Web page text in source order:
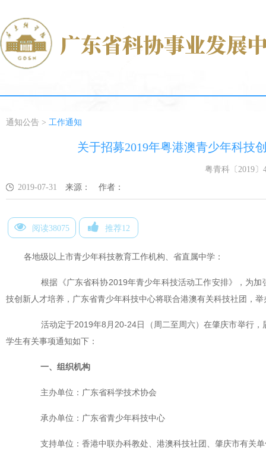
通知公告 > 工作通知
关于招募2019年粤港澳青少年科技
粤青科〔2019〕
2019-07-31
来源： 作者：
阅读38075 推荐12
各地级以上市青少年科技教育工作机构、省直属中学：
根据《广东省科协2019年青少年科技活动工作安排》，为加
技创新人才培养，广东省青少年科技中心将联合港澳有关科技社团，
活动定于2019年8月20-24日（周二至周六）在肇庆市举行，
学生有关事项通知如下：
一、组织机构
主办单位：广东省科学技术协会
承办单位：广东省青少年科技中心
支持单位：香港中联办科教处、港澳科技社团、肇庆市有关